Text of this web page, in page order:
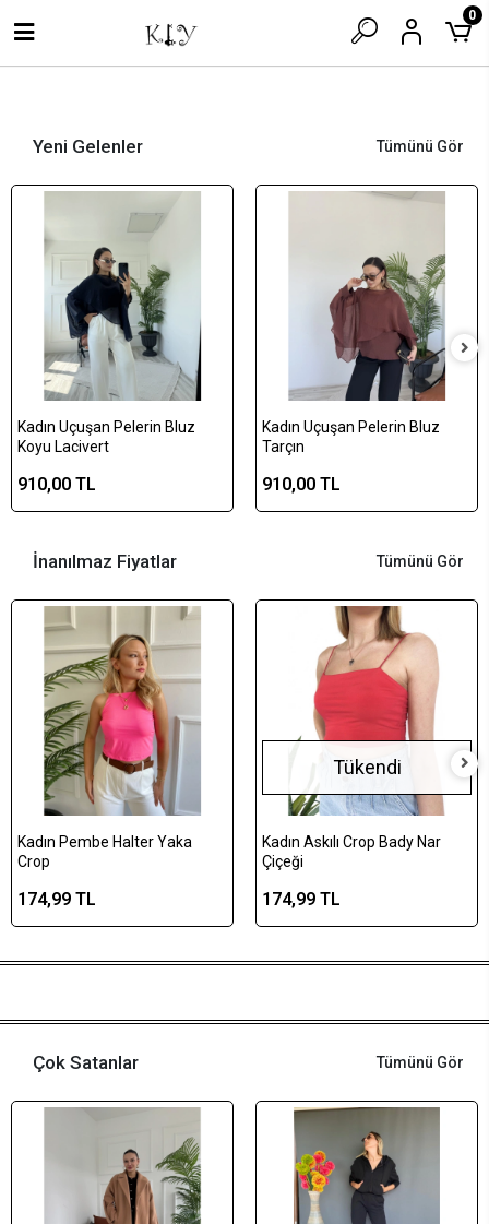
Header
0
Yeni Gelenler Tümünü Gör
Kadın Uçuşan Pelerin Bluz
Koyu Lacivert
910,00 TL
Kadın Uçuşan Pelerin Bluz
Tarçın
910,00 TL
İnanılmaz Fiyatlar Tümünü Gör
Kadın Pembe Halter Yaka
Crop
174,99 TL
Tükendi
Kadın Askılı Crop Bady Nar
Çiçeği
174,99 TL
Çok Satanlar Tümünü Gör